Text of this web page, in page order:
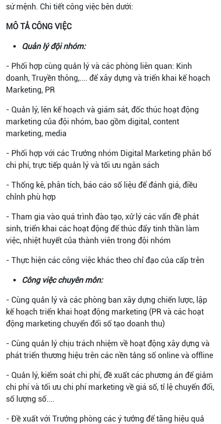
sứ mệnh. Chi tiết công việc bên dưới:
MÔ TẢ CÔNG VIỆC
Quản lý đội nhóm:
- Phối hợp cùng quản lý và các phòng liên quan: Kinh
doanh, Truyền thông,.... để xây dựng và triển khai kế hoạch
Marketing, PR
- Quản lý, lên kế hoạch và giám sát, đốc thúc hoạt động
marketing của đội nhóm, bao gồm digital, content
marketing, media
- Phối hợp với các Trưởng nhóm Digital Marketing phân bổ
chi phí, trực tiếp quản lý và tối ưu ngân sách
- Thống kê, phân tích, báo cáo số liệu để đánh giá, điều
chỉnh phù hợp
- Tham gia vào quá trình đào tạo, xử lý các vấn đề phát
sinh, triển khai các hoạt động để thúc đẩy tinh thần làm
việc, nhiệt huyết của thành viên trong đội nhóm
- Thực hiện các công việc khác theo chỉ đạo của cấp trên
Công việc chuyên môn:
- Cùng quản lý và các phòng ban xây dựng chiến lược, lập
kế hoạch triển khai hoạt động marketing (PR và các hoạt
động marketing chuyển đổi số tạo doanh thu)
- Cùng quản lý chịu trách nhiệm về hoạt động xây dựng và
phát triển thương hiệu trên các nền tảng số online và offline
- Quản lý, kiểm soát chi phí, đề xuất các phương án để giảm
chi phí và tối ưu chi phí marketing về giá số, tỉ lệ chuyển đổi,
số lượng số....
- Đề xuất với Trưởng phòng các ý tưởng để tăng hiệu quả